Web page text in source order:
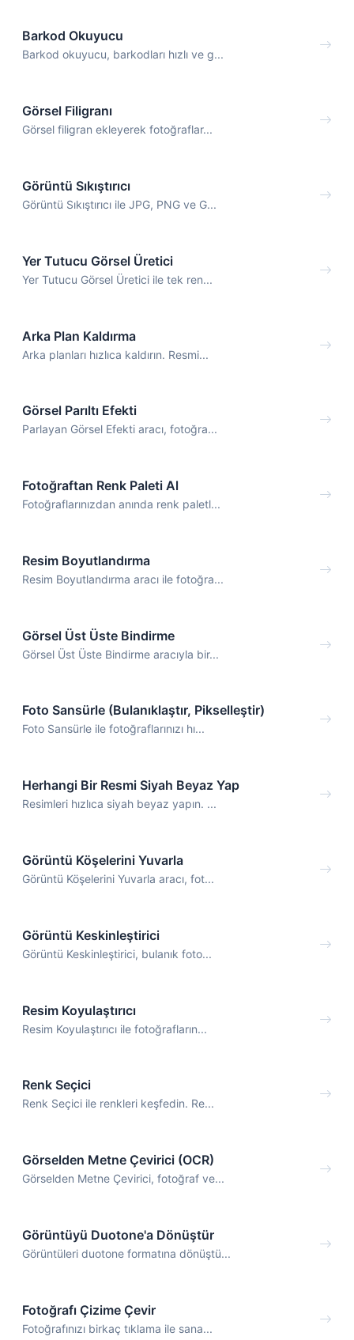
Barkod Okuyucu
Barkod okuyucu, barkodları hızlı ve g...
Görsel Filigranı
Görsel filigran ekleyerek fotoğraflar...
Görüntü Sıkıştırıcı
Görüntü Sıkıştırıcı ile JPG, PNG ve G...
Yer Tutucu Görsel Üretici
Yer Tutucu Görsel Üretici ile tek ren...
Arka Plan Kaldırma
Arka planları hızlıca kaldırın. Resmi...
Görsel Parıltı Efekti
Parlayan Görsel Efekti aracı, fotoğra...
Fotoğraftan Renk Paleti Al
Fotoğraflarınızdan anında renk paletl...
Resim Boyutlandırma
Resim Boyutlandırma aracı ile fotoğra...
Görsel Üst Üste Bindirme
Görsel Üst Üste Bindirme aracıyla bir...
Foto Sansürle (Bulanıklaştır, Pikselleştir)
Foto Sansürle ile fotoğraflarınızı hı...
Herhangi Bir Resmi Siyah Beyaz Yap
Resimleri hızlıca siyah beyaz yapın. ...
Görüntü Köşelerini Yuvarla
Görüntü Köşelerini Yuvarla aracı, fot...
Görüntü Keskinleştirici
Görüntü Keskinleştirici, bulanık foto...
Resim Koyulaştırıcı
Resim Koyulaştırıcı ile fotoğrafların...
Renk Seçici
Renk Seçici ile renkleri keşfedin. Re...
Görselden Metne Çevirici (OCR)
Görselden Metne Çevirici, fotoğraf ve...
Görüntüyü Duotone'a Dönüştür
Görüntüleri duotone formatına dönüştü...
Fotoğrafı Çizime Çevir
Fotoğrafınızı birkaç tıklama ile sana...